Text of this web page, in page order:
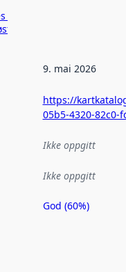
mer om
her
9. mai 2026
https://
05b5-4320-82c0-
Ikke oppgitt
Ikke oppgitt
Metadatakvalitet
God (60%)